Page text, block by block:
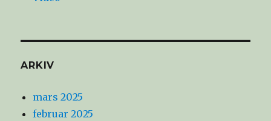
ARKIV
mars 2025
februar 2025